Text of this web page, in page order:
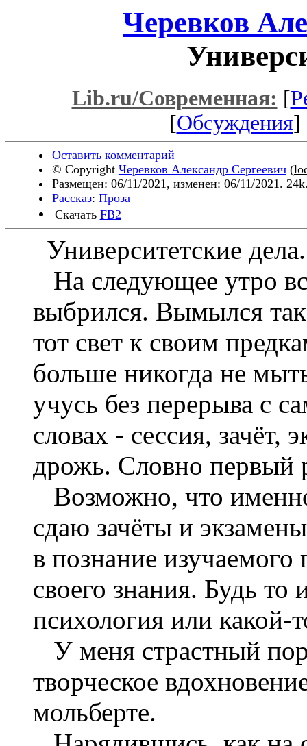
Черевков
Lib.ru/Современная: [
[Обсуждения]
Оставить комментарий
© Copyright Черевков Александр Сергеевич(
Размещен: 06/11/2021, изменен: 06/11/2021.
Рассказ: Проза
Скачать FB2
Университетские дела.
На следующее утро
выбрился. Вымылся
тот свет к своим
больше никогда не
учусь без перерыва с
словах - сессия, зачёт,
дрожь. Словно первый
Возможно, что
сдаю зачёты и
в познание
своего знания. Будь
психология или какой-
У меня страстный
творческое
мольберте.